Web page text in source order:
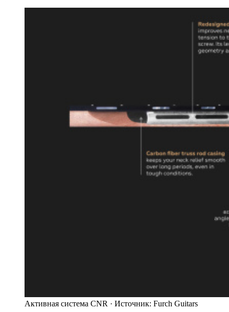
Активная система CNR · Источник: Furch Guitars